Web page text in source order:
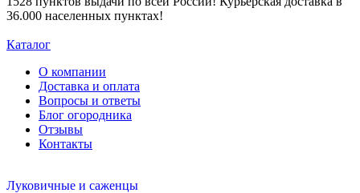
36.000 населенных пунктах!
Каталог
О компании
Доставка и оплата
Вопросы и ответы
Блог огородника
Отзывы
Контакты
Луковичные и саженцы